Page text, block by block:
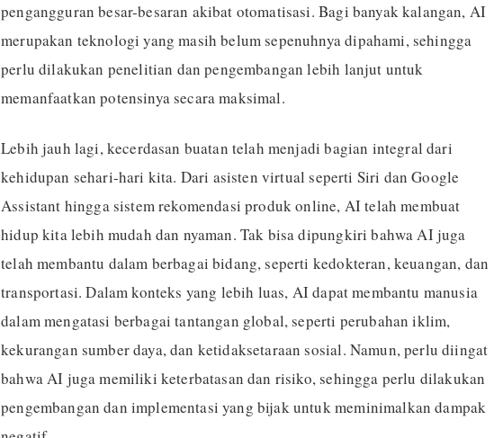
pengangguran besar-besaran akibat otomatisasi. Bagi banyak kalangan, AI
merupakan teknologi yang masih belum sepenuhnya dipahami, sehingga
perlu dilakukan penelitian dan pengembangan lebih lanjut untuk
memanfaatkan potensinya secara maksimal.
Lebih jauh lagi, kecerdasan buatan telah menjadi bagian integral dari
kehidupan sehari-hari kita. Dari asisten virtual seperti Siri dan Google
Assistant hingga sistem rekomendasi produk online, AI telah membuat
hidup kita lebih mudah dan nyaman. Tak bisa dipungkiri bahwa AI juga
telah membantu dalam berbagai bidang, seperti kedokteran, keuangan, dan
transportasi. Dalam konteks yang lebih luas, AI dapat membantu manusia
dalam mengatasi berbagai tantangan global, seperti perubahan iklim,
kekurangan sumber daya, dan ketidaksetaraan sosial. Namun, perlu diingat
bahwa AI juga memiliki keterbatasan dan risiko, sehingga perlu dilakukan
pengembangan dan implementasi yang bijak untuk meminimalkan dampak